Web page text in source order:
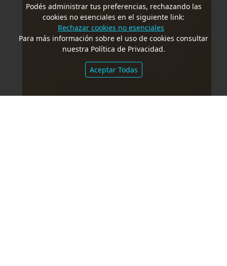
Podés administrar tus preferencias, rechazando las
cookies no esenciales en el siguiente link:
Rechazar cookies no esenciales
Para más información sobre el uso de cookies consultar
nuestra Política de Privacidad.
Aceptar Todas